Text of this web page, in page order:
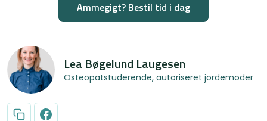
Ammegigt? Bestil tid i dag
Lea Bøgelund Laugesen
Osteopatstuderende, autoriseret jordemoder